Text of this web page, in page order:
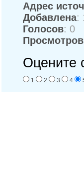
Адрес
Добавлена:
Голосов: 0
Просмотров
Оцените
1 2 3 4